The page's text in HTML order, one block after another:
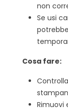
non
Se usi
potrebbe
Cosa fare:
Rimuovi